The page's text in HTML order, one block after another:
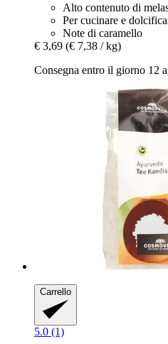
Alto contenuto di
Per cucinare e
Note di caramello
€ 3,69 (€ 7,38 / kg)
Consegna entro il giorno 12
Carrello
5.0 (1)